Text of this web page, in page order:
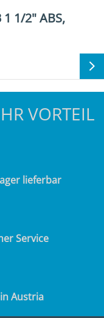
1/2" ABS,
VORTEIL
lieferbar
Service
Austria